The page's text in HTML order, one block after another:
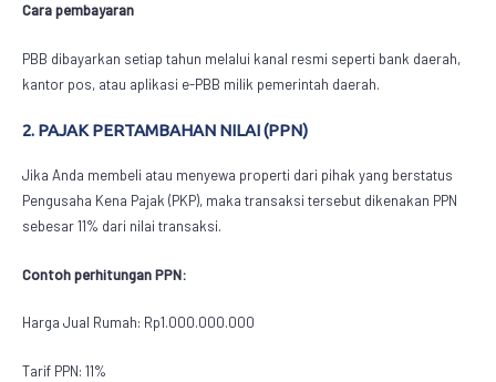
Cara pembayaran
PBB dibayarkan setiap tahun melalui kanal resmi seperti bank daerah,
kantor pos, atau aplikasi e-PBB milik pemerintah daerah.
2. PAJAK PERTAMBAHAN NILAI (PPN)
Jika Anda membeli atau menyewa properti dari pihak yang berstatus
Pengusaha Kena Pajak (PKP), maka transaksi tersebut dikenakan PPN
sebesar 11% dari nilai transaksi.
Contoh perhitungan PPN:
Harga Jual Rumah: Rp1.000.000.000
Tarif PPN: 11%